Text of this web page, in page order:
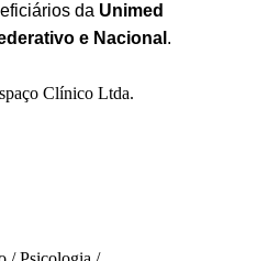
da Unimed
e Nacional .
Clínico Ltda.